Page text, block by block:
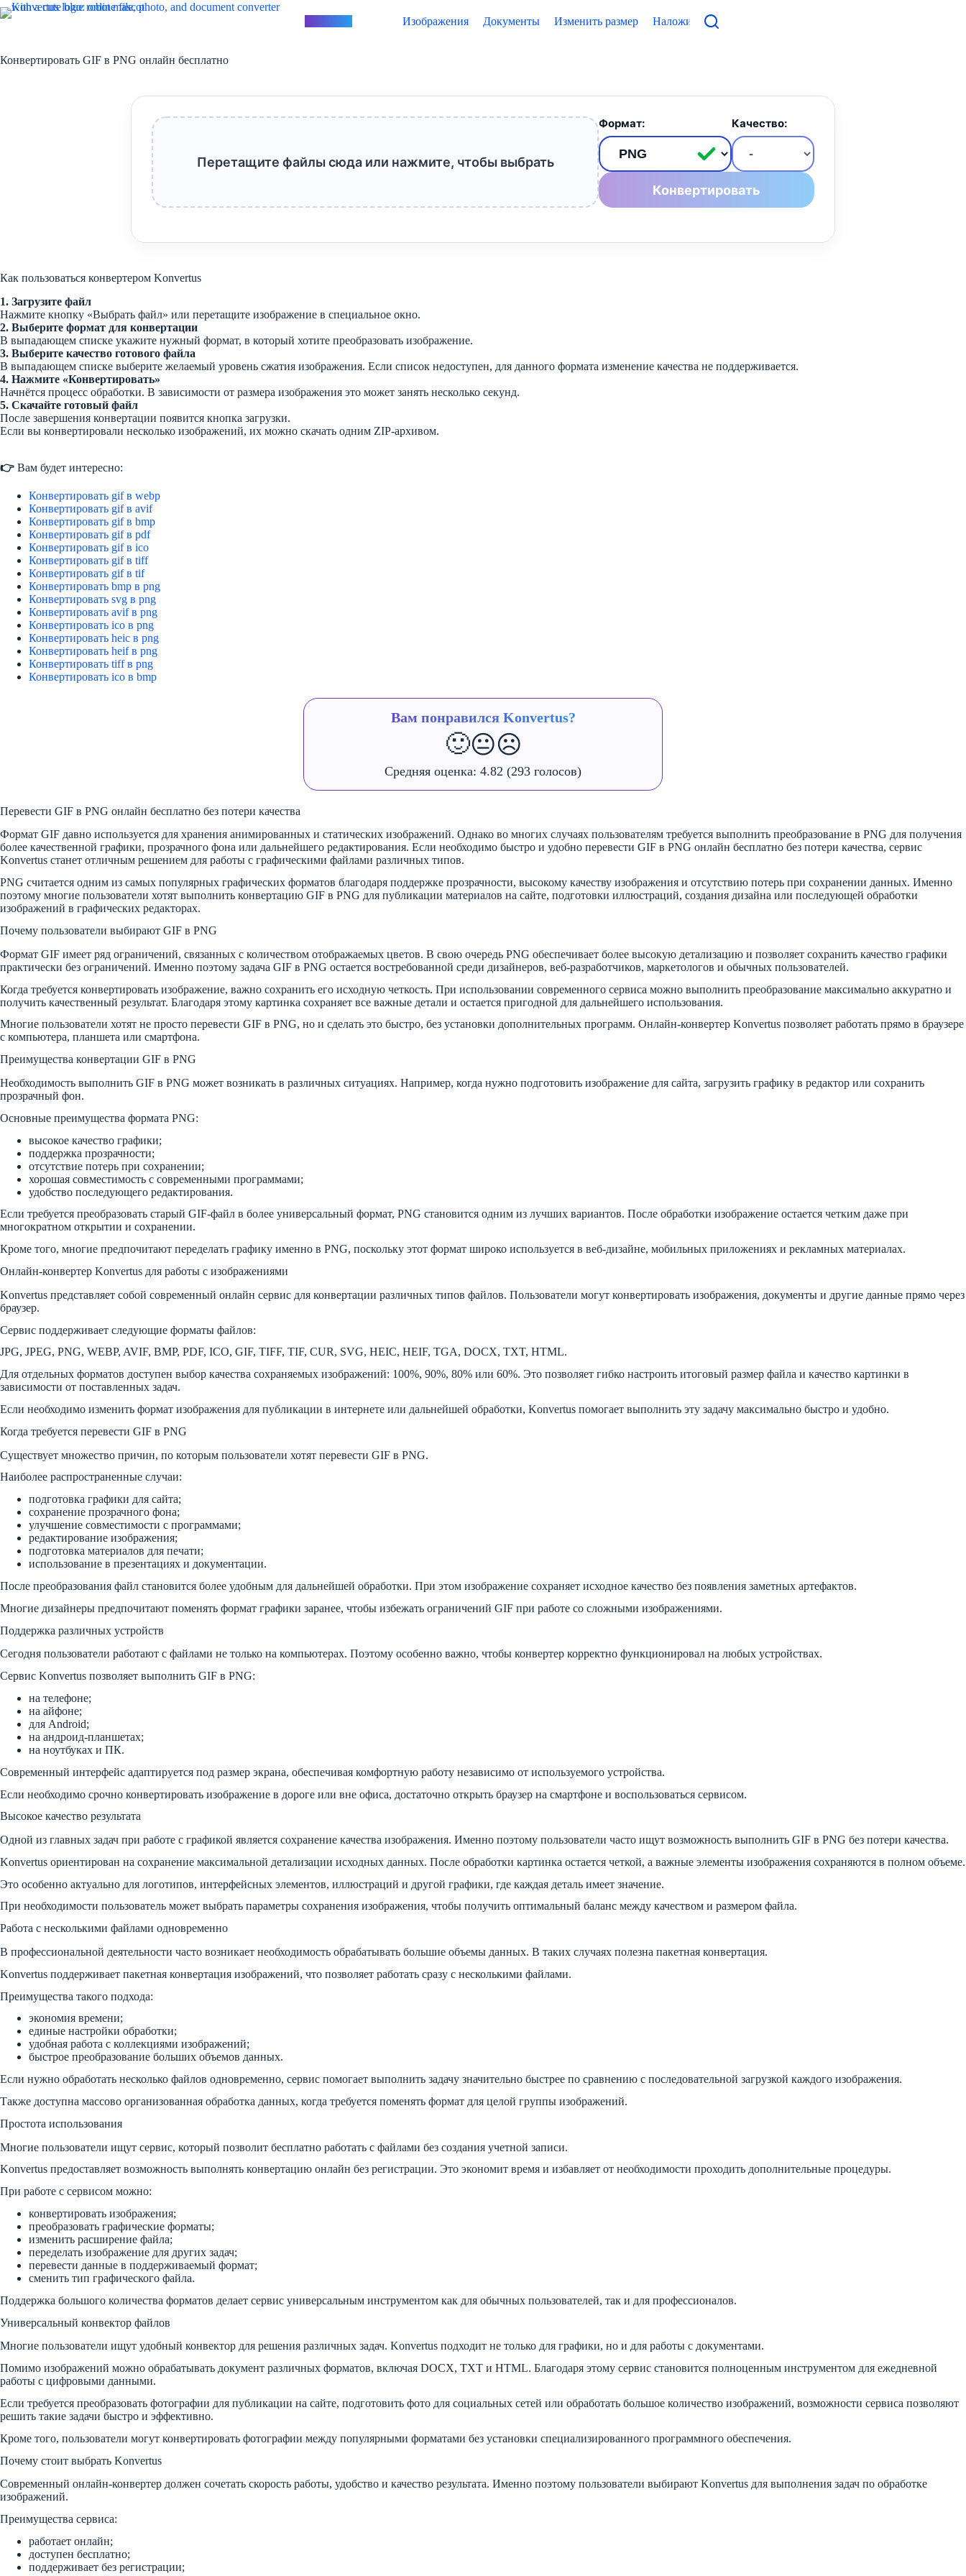
Перейти
к
Изображения Документы Изменить размер Наложить фото
Конвертировать GIF в PNG онлайн бесплатно
Перетащите файлы сюда или нажмите, чтобы выбрать
Формат: Качество:
Конвертировать
Как пользоваться конвертером Konvertus
1. Загрузите файл
Нажмите кнопку «Выбрать файл» или перетащите изображение в специальное окно.
2. Выберите формат для конвертации
В выпадающем списке укажите нужный формат, в который хотите преобразовать изображение.
3. Выберите качество готового файла
В выпадающем списке выберите желаемый уровень сжатия изображения. Если список недоступен, для данного формата изменение качества не поддерживается.
4. Нажмите «Конвертировать»
Начнётся процесс обработки. В зависимости от размера изображения это может занять несколько секунд.
5. Скачайте готовый файл
После завершения конвертации появится кнопка загрузки.
Если вы конвертировали несколько изображений, их можно скачать одним ZIP-архивом.
👉 Вам будет интересно:
Конвертировать gif в webp
Конвертировать gif в avif
Конвертировать gif в bmp
Конвертировать gif в pdf
Конвертировать gif в ico
Конвертировать gif в tiff
Конвертировать gif в tif
Конвертировать bmp в png
Конвертировать svg в png
Конвертировать avif в png
Конвертировать ico в png
Конвертировать heic в png
Конвертировать heif в png
Конвертировать tiff в png
Конвертировать ico в bmp
Вам понравился Konvertus?
🙂😐☹️
Средняя оценка: 4.82 (293 голосов)
Перевести GIF в PNG онлайн бесплатно без потери качества
Формат GIF давно используется для хранения анимированных и статических изображений. Однако во многих случаях пользователям требуется выполнить преобразование в PNG для получения
более качественной графики, прозрачного фона или дальнейшего редактирования. Если необходимо быстро и удобно перевести GIF в PNG онлайн бесплатно без потери качества, сервис
Konvertus станет отличным решением для работы с графическими файлами различных типов.
PNG считается одним из самых популярных графических форматов благодаря поддержке прозрачности, высокому качеству изображения и отсутствию потерь при сохранении данных. Именно
поэтому многие пользователи хотят выполнить конвертацию GIF в PNG для публикации материалов на сайте, подготовки иллюстраций, создания дизайна или последующей обработки
изображений в графических редакторах.
Почему пользователи выбирают GIF в PNG
Формат GIF имеет ряд ограничений, связанных с количеством отображаемых цветов. В свою очередь PNG обеспечивает более высокую детализацию и позволяет сохранить качество графики
практически без ограничений. Именно поэтому задача GIF в PNG остается востребованной среди дизайнеров, веб-разработчиков, маркетологов и обычных пользователей.
Когда требуется конвертировать изображение, важно сохранить его исходную четкость. При использовании современного сервиса можно выполнить преобразование максимально аккуратно и
получить качественный результат. Благодаря этому картинка сохраняет все важные детали и остается пригодной для дальнейшего использования.
Многие пользователи хотят не просто перевести GIF в PNG, но и сделать это быстро, без установки дополнительных программ. Онлайн-конвертер Konvertus позволяет работать прямо в браузере
с компьютера, планшета или смартфона.
Преимущества конвертации GIF в PNG
Необходимость выполнить GIF в PNG может возникать в различных ситуациях. Например, когда нужно подготовить изображение для сайта, загрузить графику в редактор или сохранить
прозрачный фон.
Основные преимущества формата PNG:
высокое качество графики;
поддержка прозрачности;
отсутствие потерь при сохранении;
хорошая совместимость с современными программами;
удобство последующего редактирования.
Если требуется преобразовать старый GIF-файл в более универсальный формат, PNG становится одним из лучших вариантов. После обработки изображение остается четким даже при
многократном открытии и сохранении.
Кроме того, многие предпочитают переделать графику именно в PNG, поскольку этот формат широко используется в веб-дизайне, мобильных приложениях и рекламных материалах.
Онлайн-конвертер Konvertus для работы с изображениями
Konvertus представляет собой современный онлайн сервис для конвертации различных типов файлов. Пользователи могут конвертировать изображения, документы и другие данные прямо через
браузер.
Сервис поддерживает следующие форматы файлов:
JPG, JPEG, PNG, WEBP, AVIF, BMP, PDF, ICO, GIF, TIFF, TIF, CUR, SVG, HEIC, HEIF, TGA, DOCX, TXT, HTML.
Для отдельных форматов доступен выбор качества сохраняемых изображений: 100%, 90%, 80% или 60%. Это позволяет гибко настроить итоговый размер файла и качество картинки в
зависимости от поставленных задач.
Если необходимо изменить формат изображения для публикации в интернете или дальнейшей обработки, Konvertus помогает выполнить эту задачу максимально быстро и удобно.
Когда требуется перевести GIF в PNG
Существует множество причин, по которым пользователи хотят перевести GIF в PNG.
Наиболее распространенные случаи:
подготовка графики для сайта;
сохранение прозрачного фона;
улучшение совместимости с программами;
редактирование изображения;
подготовка материалов для печати;
использование в презентациях и документации.
После преобразования файл становится более удобным для дальнейшей обработки. При этом изображение сохраняет исходное качество без появления заметных артефактов.
Многие дизайнеры предпочитают поменять формат графики заранее, чтобы избежать ограничений GIF при работе со сложными изображениями.
Поддержка различных устройств
Сегодня пользователи работают с файлами не только на компьютерах. Поэтому особенно важно, чтобы конвертер корректно функционировал на любых устройствах.
Сервис Konvertus позволяет выполнить GIF в PNG:
на телефоне;
на айфоне;
для Android;
на андроид-планшетах;
на ноутбуках и ПК.
Современный интерфейс адаптируется под размер экрана, обеспечивая комфортную работу независимо от используемого устройства.
Если необходимо срочно конвертировать изображение в дороге или вне офиса, достаточно открыть браузер на смартфоне и воспользоваться сервисом.
Высокое качество результата
Одной из главных задач при работе с графикой является сохранение качества изображения. Именно поэтому пользователи часто ищут возможность выполнить GIF в PNG без потери качества.
Konvertus ориентирован на сохранение максимальной детализации исходных данных. После обработки картинка остается четкой, а важные элементы изображения сохраняются в полном объеме.
Это особенно актуально для логотипов, интерфейсных элементов, иллюстраций и другой графики, где каждая деталь имеет значение.
При необходимости пользователь может выбрать параметры сохранения изображения, чтобы получить оптимальный баланс между качеством и размером файла.
Работа с несколькими файлами одновременно
В профессиональной деятельности часто возникает необходимость обрабатывать большие объемы данных. В таких случаях полезна пакетная конвертация.
Konvertus поддерживает пакетная конвертация изображений, что позволяет работать сразу с несколькими файлами.
Преимущества такого подхода:
экономия времени;
единые настройки обработки;
удобная работа с коллекциями изображений;
быстрое преобразование больших объемов данных.
Если нужно обработать несколько файлов одновременно, сервис помогает выполнить задачу значительно быстрее по сравнению с последовательной загрузкой каждого изображения.
Также доступна массово организованная обработка данных, когда требуется поменять формат для целой группы изображений.
Простота использования
Многие пользователи ищут сервис, который позволит бесплатно работать с файлами без создания учетной записи.
Konvertus предоставляет возможность выполнять конвертацию онлайн без регистрации. Это экономит время и избавляет от необходимости проходить дополнительные процедуры.
При работе с сервисом можно:
конвертировать изображения;
преобразовать графические форматы;
изменить расширение файла;
переделать изображение для других задач;
перевести данные в поддерживаемый формат;
сменить тип графического файла.
Поддержка большого количества форматов делает сервис универсальным инструментом как для обычных пользователей, так и для профессионалов.
Универсальный конвектор файлов
Многие пользователи ищут удобный конвектор для решения различных задач. Konvertus подходит не только для графики, но и для работы с документами.
Помимо изображений можно обрабатывать документ различных форматов, включая DOCX, TXT и HTML. Благодаря этому сервис становится полноценным инструментом для ежедневной
работы с цифровыми данными.
Если требуется преобразовать фотографии для публикации на сайте, подготовить фото для социальных сетей или обработать большое количество изображений, возможности сервиса позволяют
решить такие задачи быстро и эффективно.
Кроме того, пользователи могут конвертировать фотографии между популярными форматами без установки специализированного программного обеспечения.
Почему стоит выбрать Konvertus
Современный онлайн-конвертер должен сочетать скорость работы, удобство и качество результата. Именно поэтому пользователи выбирают Konvertus для выполнения задач по обработке
изображений.
Преимущества сервиса:
работает онлайн;
доступен бесплатно;
поддерживает без регистрации;